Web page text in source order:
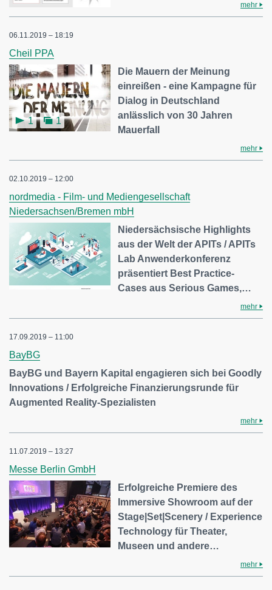
mehr
06.11.2019 – 18:19
Cheil PPA
1 1
Die Mauern der Meinung
einreißen - eine Kampagne für
Dialog in Deutschland
anlässlich von 30 Jahren
Mauerfall
mehr
02.10.2019 – 12:00
nordmedia - Film- und Mediengesellschaft
Niedersachsen/Bremen mbH
Niedersächsische Highlights
aus der Welt der APITs / APITs
Lab Anwenderkonferenz
präsentiert Best Practice-
Cases aus Serious Games,…
mehr
17.09.2019 – 11:00
BayBG
BayBG und Bayern Kapital engagieren sich bei Goodly
Innovations / Erfolgreiche Finanzierungsrunde für
Augmented Reality-Spezialisten
mehr
11.07.2019 – 13:27
Messe Berlin GmbH
Erfolgreiche Premiere des
Immersive Showroom auf der
Stage|Set|Scenery / Experience
Technology für Theater,
Museen und andere…
mehr